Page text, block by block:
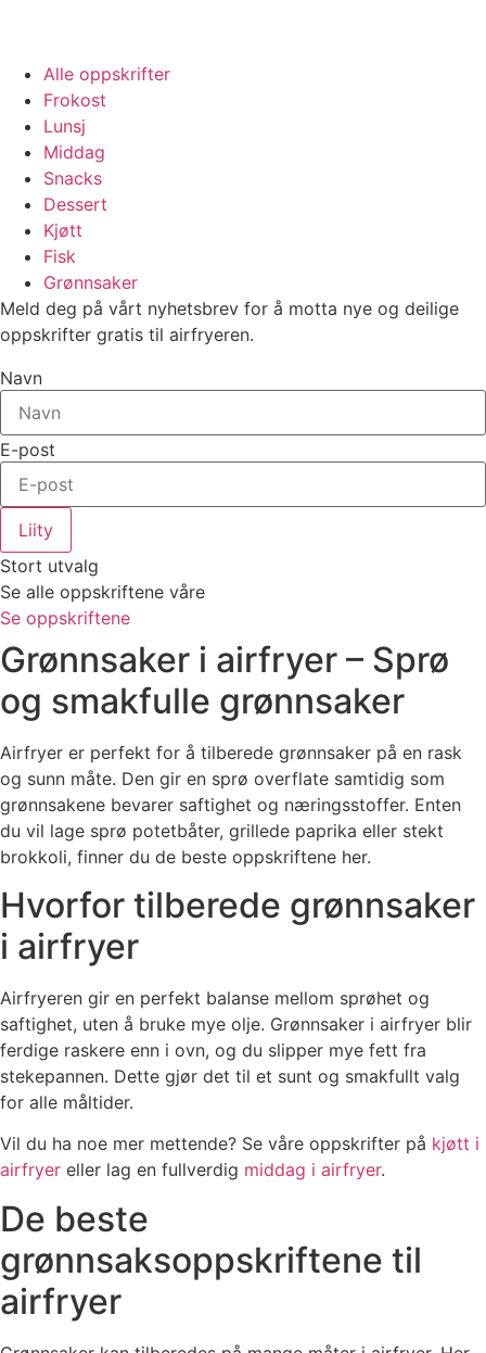
Alle oppskrifter
Frokost
Lunsj
Middag
Snacks
Dessert
Kjøtt
Fisk
Grønnsaker
Meld deg på vårt nyhetsbrev for å motta nye og deilige
oppskrifter gratis til airfryeren.
Navn
E-post
Liity
Stort utvalg
Se alle oppskriftene våre
Se oppskriftene
Grønnsaker i airfryer – Sprø
og smakfulle grønnsaker
Airfryer er perfekt for å tilberede grønnsaker på en rask
og sunn måte. Den gir en sprø overflate samtidig som
grønnsakene bevarer saftighet og næringsstoffer. Enten
du vil lage sprø potetbåter, grillede paprika eller stekt
brokkoli, finner du de beste oppskriftene her.
Hvorfor tilberede grønnsaker
i airfryer
Airfryeren gir en perfekt balanse mellom sprøhet og
saftighet, uten å bruke mye olje. Grønnsaker i airfryer blir
ferdige raskere enn i ovn, og du slipper mye fett fra
stekepannen. Dette gjør det til et sunt og smakfullt valg
for alle måltider.
Vil du ha noe mer mettende? Se våre oppskrifter på kjøtt i
airfryer eller lag en fullverdig middag i airfryer.
De beste
grønnsaksoppskriftene til
airfryer